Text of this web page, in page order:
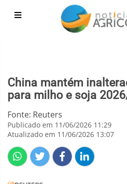
China mantém
para milho e soja
Fonte: Reuters
Publicado em 11/06/2026 11:29
Atualizado em 11/06/2026 13:07